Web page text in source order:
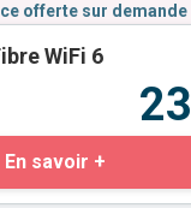
offerte sur demande
WiFi 6
23
En savoir +